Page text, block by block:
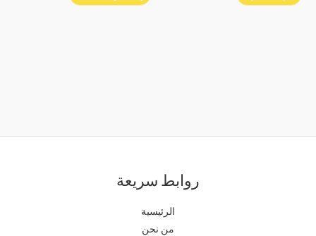
روابط سريعة
الرئيسية
من نحن